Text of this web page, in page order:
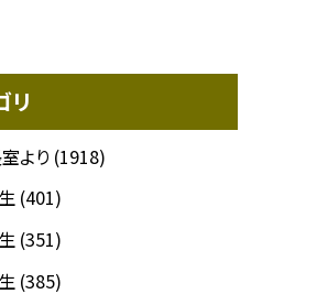
リ
より (1918)
(401)
(351)
(385)